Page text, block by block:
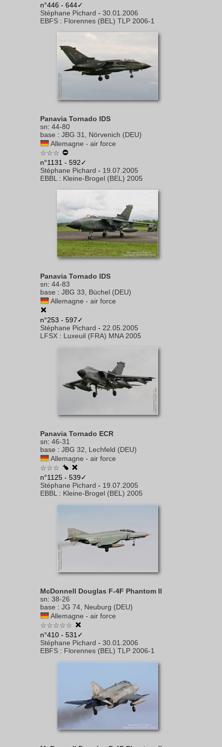
n°446 - 644✓
Stéphane Pichard - 30.01.2006
EBFS : Florennes (BEL) TLP 2006-1
Panavia Tornado IDS
sn: 44-80
base : JBG 31, Nörvenich (DEU)
Allemagne - air force
☆☆☆
n°1131 - 592✓
Stéphane Pichard - 19.07.2005
EBBL : Kleine-Brogel (BEL) 2005
Panavia Tornado IDS
sn: 44-83
base : JBG 33, Büchel (DEU)
Allemagne - air force
n°253 - 597✓
Stéphane Pichard - 22.05.2005
LFSX : Luxeuil (FRA) MNA 2005
Panavia Tornado ECR
sn: 46-31
base : JBG 32, Lechfeld (DEU)
Allemagne - air force
☆☆☆
n°1125 - 539✓
Stéphane Pichard - 19.07.2005
EBBL : Kleine-Brogel (BEL) 2005
McDonnell Douglas F-4F Phantom II
sn: 38-26
base : JG 74, Neuburg (DEU)
Allemagne - air force
☆☆☆☆☆
n°410 - 531✓
Stéphane Pichard - 30.01.2006
EBFS : Florennes (BEL) TLP 2006-1